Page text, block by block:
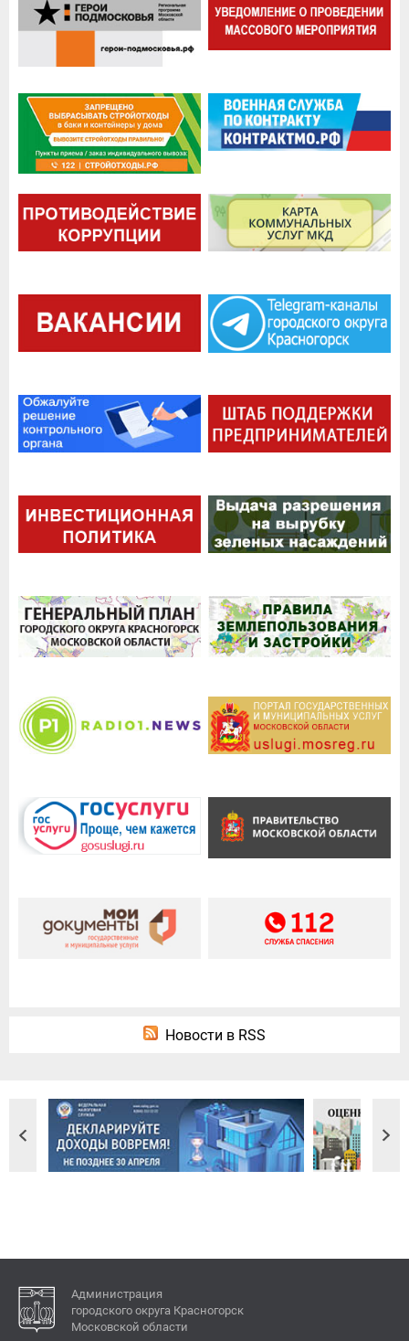
Новости в RSS
Администрация
городского округа Красногорск
Московской области